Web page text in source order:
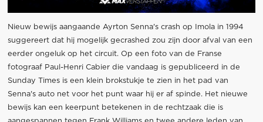
Nieuw bewijs aangaande Ayrton Senna's crash op Imola in 1994
suggereert dat hij mogelijk gecrashed zou zijn door afval van een
eerder ongeluk op het circuit. Op een foto van de Franse
fotograaf Paul-Henri Cabier die vandaag is gepubliceerd in de
Sunday Times is een klein brokstukje te zien in het pad van
Senna's auto net voor het punt waar hij er af spinde. Het nieuwe
bewijs kan een keerpunt betekenen in de rechtzaak die is